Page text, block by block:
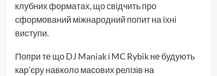
клубних форматах, що свідчить про
сформований міжнародний попит на їхні
виступи.
Попри те що DJ Maniak і MC Rybik не будують
кар’єру навколо масових релізів на